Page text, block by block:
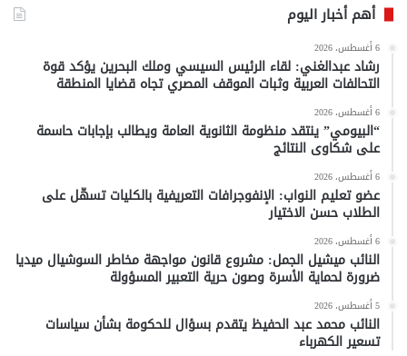
أهم أخبار اليوم
6 أغسطس، 2026
رشاد عبدالغني: لقاء الرئيس السيسي وملك البحرين يؤكد قوة
التحالفات العربية وثبات الموقف المصري تجاه قضايا المنطقة
6 أغسطس، 2026
“البيومي” ينتقد منظومة الثانوية العامة ويطالب بإجابات حاسمة
على شكاوى النتائج
6 أغسطس، 2026
عضو تعليم النواب: الإنفوجرافات التعريفية بالكليات تسهّل على
الطلاب حسن الاختيار
6 أغسطس، 2026
النائب ميشيل الجمل: مشروع قانون مواجهة مخاطر السوشيال ميديا
ضرورة لحماية الأسرة وصون حرية التعبير المسؤولة
5 أغسطس، 2026
النائب محمد عبد الحفيظ يتقدم بسؤال للحكومة بشأن سياسات
تسعير الكهرباء